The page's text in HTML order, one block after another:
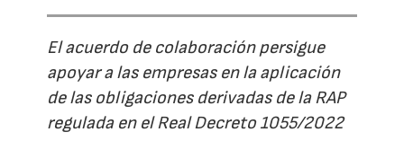
El acuerdo de colaboración persigue
apoyar a las empresas en la aplicación
de las obligaciones derivadas de la RAP
regulada en el Real Decreto 1055/2022